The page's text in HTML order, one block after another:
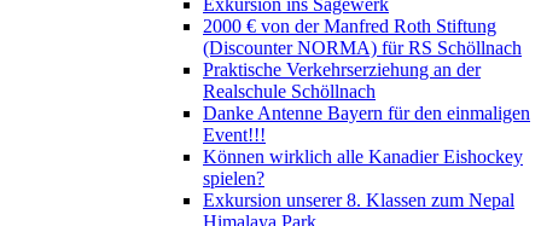
Exkursion ins Sägewerk
2000 € von der Manfred Roth Stiftung
(Discounter NORMA) für RS Schöllnach
Praktische Verkehrserziehung an der
Realschule Schöllnach
Danke Antenne Bayern für den einmaligen
Event!!!
Können wirklich alle Kanadier Eishockey
spielen?
Exkursion unserer 8. Klassen zum Nepal
Himalaya Park